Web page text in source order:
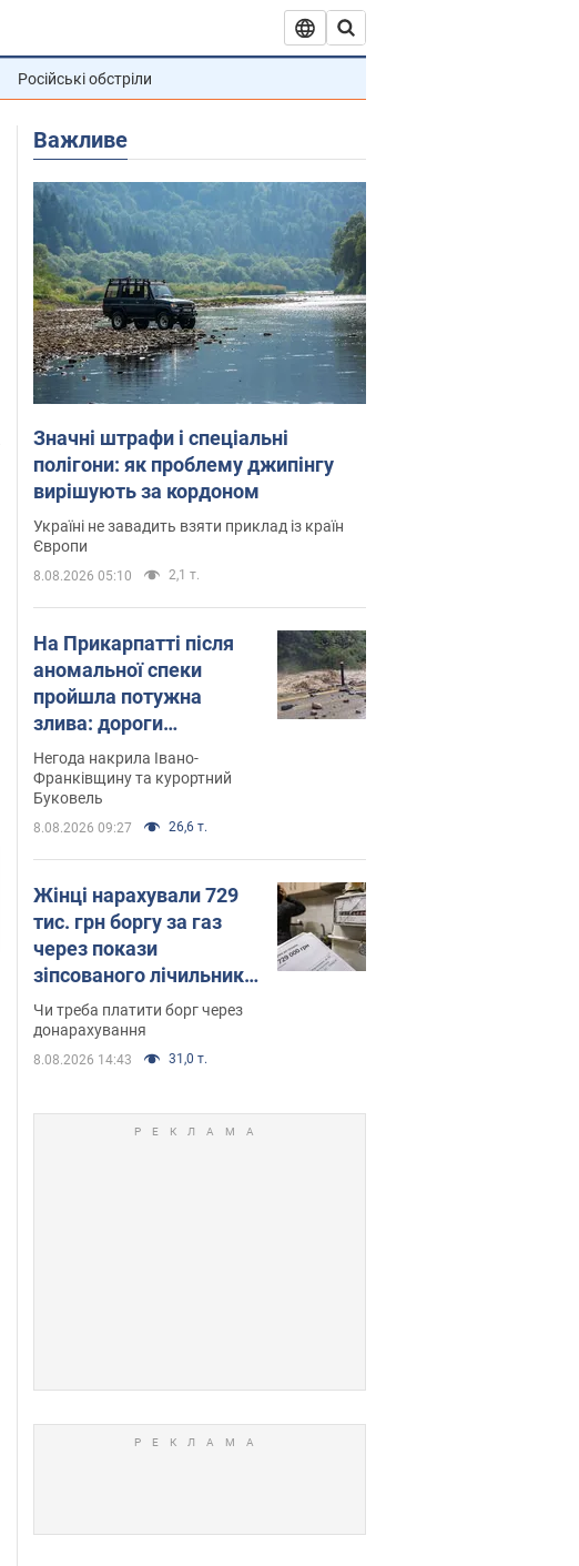
Російські обстріли
Важливе
Значні штрафи і спеціальні
полігони: як проблему джипінгу
вирішують за кордоном
Україні не завадить взяти приклад із країн
Європи
8.08.2026 05:10 2,1 т.
На Прикарпатті після
аномальної спеки
пройшла потужна
злива: дороги
перетворились на
річки. Відео
Негода накрила Івано-
Франківщину та курортний
Буковель
8.08.2026 09:27 26,6 т.
Жінці нарахували 729
тис. грн боргу за газ
через покази
зіпсованого лічильника:
суддя ухвалив
неочікуване рішення
Чи треба платити борг через
донарахування
8.08.2026 14:43 31,0 т.